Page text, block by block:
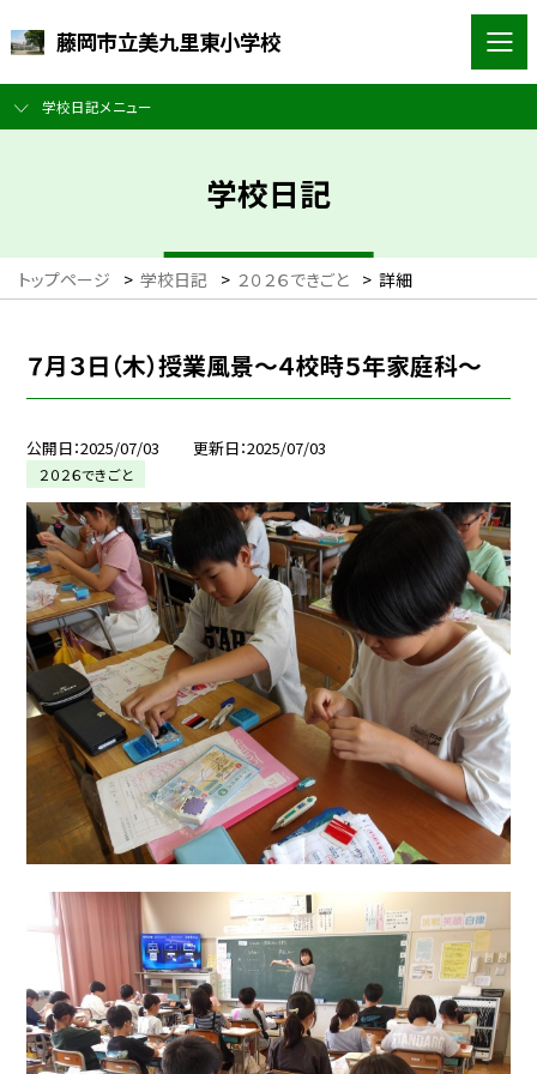
藤岡市立美九里東小学校
学校日記メニュー
学校日記
トップページ > 学校日記 > ２０２６できごと > 詳細
７月３日（木）授業風景～４校時５年家庭科～
公開日 2025/07/03 更新日 2025/07/03
２０２６できごと